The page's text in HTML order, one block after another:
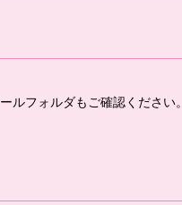
ルフォルダもご確認ください。